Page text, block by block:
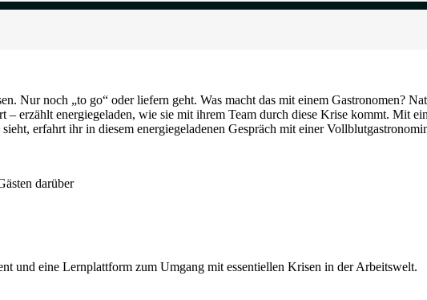
Nur noch „to go“ oder liefern geht. Was macht das mit einem Gastronomen?
– erzählt energiegeladen, wie sie mit ihrem Team durch diese Krise kommt. Mit
erfahrt ihr in diesem energiegeladenen Gespräch mit einer
darüber
und eine Lernplattform zum Umgang mit essentiellen Krisen in der Arbeitswelt.